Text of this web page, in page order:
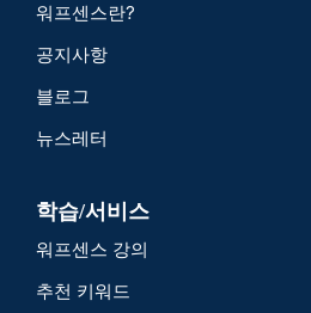
워프센스란?
공지사항
블로그
뉴스레터
학습/서비스
워프센스 강의
추천 키워드